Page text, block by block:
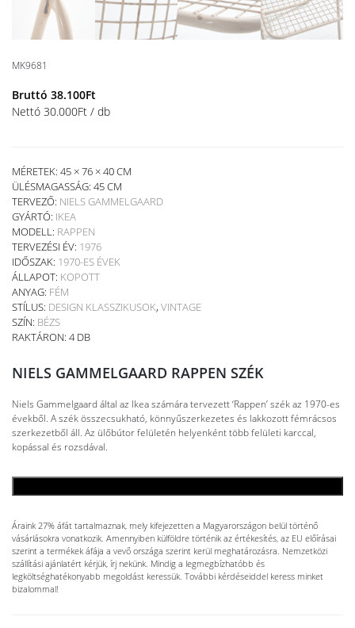
MK9681
Bruttó 38.100Ft
Nettó 30.000Ft / db
MÉRETEK: 45 × 76 × 40 CM
ÜLÉSMAGASSÁG: 45 CM
TERVEZŐ: NIELS GAMMELGAARD
GYÁRTÓ: IKEA
MODELL: RAPPEN
TERVEZÉSI ÉV: 1976
IDŐSZAK: 1970-ES ÉVEK
ÁLLAPOT: KOPOTT
ANYAG: FÉM
STÍLUS: DESIGN KLASSZIKUSOK, VINTAGE
SZÍN: BÉZS
RAKTÁRON: 4 DB
NIELS GAMMELGAARD RAPPEN SZÉK
Niels Gammelgaard által az Ikea számára tervezett ‘Rappen’ szék az 1970-es
évekből. A szék összecsukható, könnyűszerkezetes és lakkozott fémrácsos
szerkezetből áll. Az ülőbútor felületén helyenként több felületi karccal,
kopással és rozsdával.
Áraink 27% áfát tartalmaznak, mely kifejezetten a Magyarországon belül történő
vásárlásokra vonatkozik. Amennyiben külföldre történik az értékesítés, az EU előírásai
szerint a termékek áfája a vevő országa szerint kerül meghatározásra. Nemzetközi
szállítási ajánlatért kérjük, írj nekünk. Mindig a legmegbízhatóbb és
legköltséghatékonyabb megoldást keressük. További kérdéseiddel keress minket
bizalommal!